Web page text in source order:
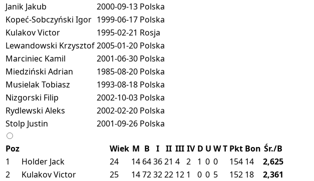
Janik Jakub
2000-09-13 Polska
Kopeć-Sobczyński Igor 1999-06-17 Polska
Kulakov Victor
1995-02-21 Rosja
Lewandowski Krzysztof2005-01-20 Polska
Marciniec Kamil
2001-06-30 Polska
Miedziński Adrian
1985-08-20 Polska
Musielak Tobiasz
1993-08-18 Polska
Nizgorski Filip
2002-10-03 Polska
Rydlewski Aleks
2002-02-20 Polska
Stolp Justin
2001-09-26 Polska
Poz Wiek M B I II III IV D U WT Pkt Bon Śr./B
1
Holder Jack 24 14 643621 4 2 1 0 0 154 14
2,625
2
Kulakov Victor 25 14723222 12 1 0 0 5 152 18
2,361